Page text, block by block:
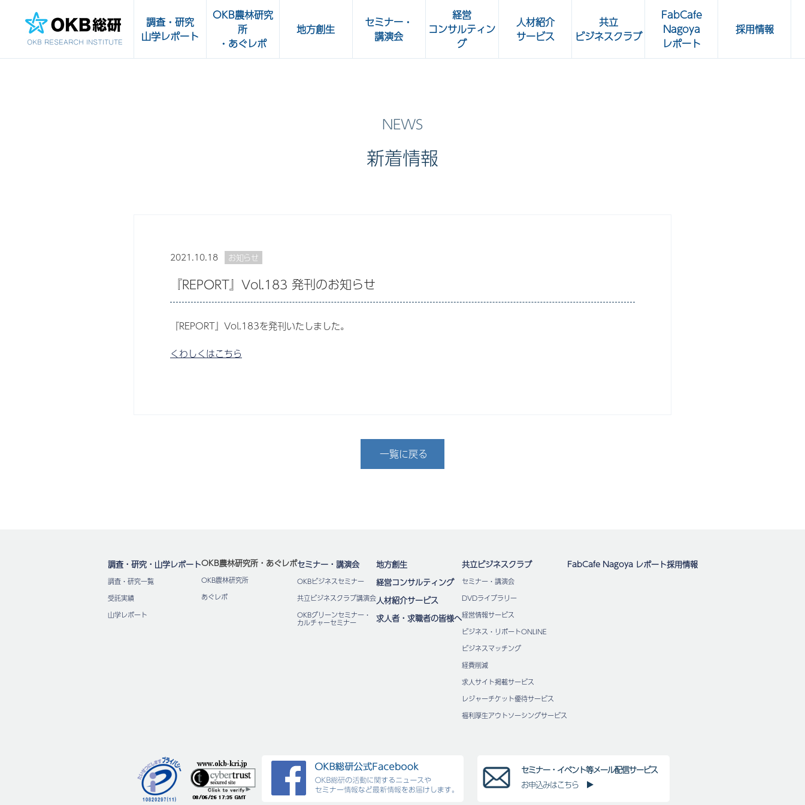
調査・研究
山学レポート
OKB農林研究
所
・あぐレポ
地方創生
セミナー・
講演会
共立ビジネスクラブ講演会
OKBグリーンセミナー・
OKBカルチャーセミナー
経営
コンサルティン
グ
人材紹介
サービス
共立
ビジネスクラブ
FabCafe
Nagoya
レポート
採用情報
新着情報
2021.10.18 お知らせ
『REPORT』Vol.183 発刊のお知らせ
『REPORT』Vol.183を発刊いたしました。
くわしくはこちら
一覧に戻る
調査・研究・山学レポート
調査・研究一覧
受託実績
山学レポート
OKB農林研究所・あぐレポ
OKB農林研究所
あぐレポ
セミナー・講演会
OKBビジネスセミナー
共立ビジネスクラブ講演会
OKBグリーンセミナー・
カルチャーセミナー
地方創生
経営コンサルティング
人材紹介サービス
求人者・求職者の皆様へ
共立ビジネスクラブ
セミナー・講演会
DVDライブラリー
経営情報サービス
ビジネス・リポートONLINE
ビジネスマッチング
経費削減
求人サイト掲載サービス
レジャーチケット優待サービス
福利厚⽣アウトソーシングサービス
FabCafe Nagoya レポート採用情報
セミナー・イベント等メール配信サービス
お申込みはこちら